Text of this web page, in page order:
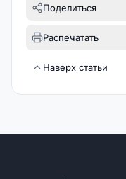
Поделиться
Распечатать
Наверх статьи